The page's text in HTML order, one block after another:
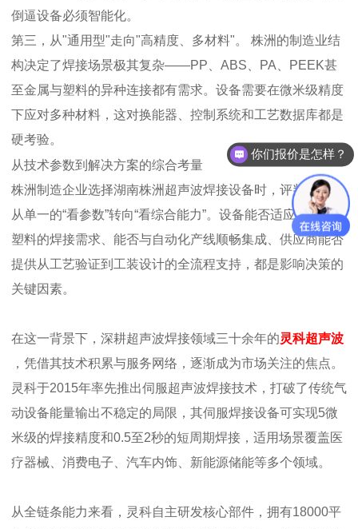
倒逼设备必须智能化。
第三，从"通用型"走向"高精度、多材料"。
株洲的制造业结
构决定了焊接场景极其复杂——PP、ABS、PA、PEEK甚
至金属与塑料的异种连接都有需求。设备需要在微米级精度
下应对多种材料，这对换能器、控制系统和工艺数据库都是
硬考验。
从技术参数到解决方案的综合考量
株洲制造企业选择湖南株洲超声波焊接设备时，评判标准已
从单一的“看参数”转向“看综合能力”。设备能否适应多种工程
塑料的焊接需求、能否与自动化产线顺畅集成、供应商能否
提供从工艺验证到工装设计的全流程支持，都是影响决策的
关键因素。
在这一背景下，深耕超声波焊接领域三十余年的灵科超声波
，凭借其技术积累与服务网络，逐渐成为市场关注的焦点。
灵科于2015年率先推出伺服超声波焊接技术，打破了传统气
动设备能量输出不稳定的局限，其伺服焊接设备可实现5微
米级的焊接精度和0.5至2秒的短周期焊接，适用场景覆盖医
疗器械、消费电子、汽车内饰、新能源储能等多个领域。
从全链条能力来看，灵科自主研发核心部件，拥有18000平
你们报价是怎样？